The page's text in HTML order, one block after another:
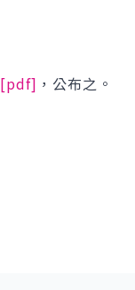
[pdf] ，公布之。